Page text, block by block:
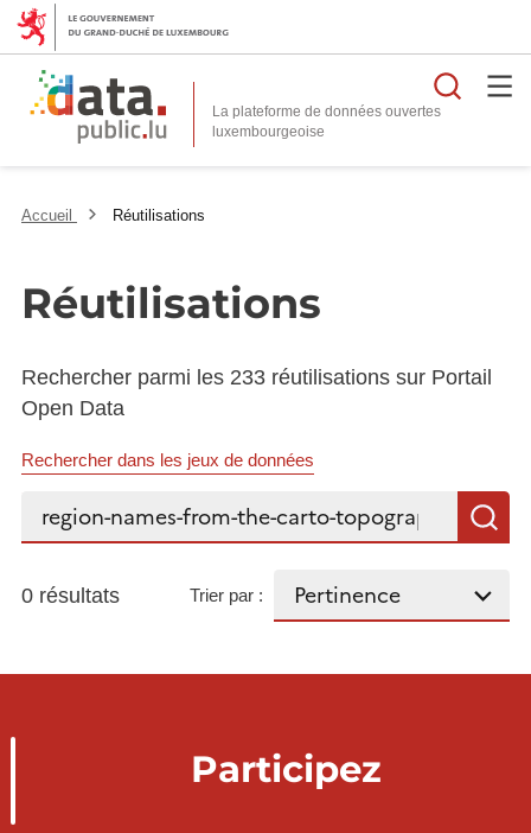
La plateforme de données ouvertes
Accueil Réutilisations
Réutilisations
Rechercher parmi les 233 réutilisations sur Portail
Open Data
Rechercher dans les jeux de données
Rechercher...
0 résultats Trier par :
Participez